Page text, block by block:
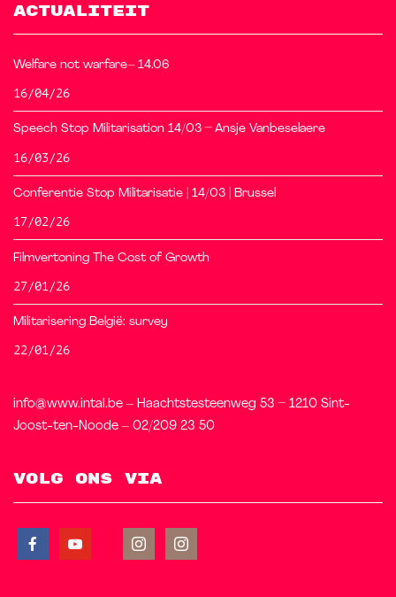
ACTUALITEIT
Welfare not warfare– 14.06
16/04/26
Speech Stop Militarisation 14/03 – Ansje Vanbeselaere
16/03/26
Conferentie Stop Militarisatie | 14/03 | Brussel
17/02/26
Filmvertoning The Cost of Growth
27/01/26
Militarisering België: survey
22/01/26
info@www.intal.be – Haachtstesteenweg 53 – 1210 Sint-
Joost-ten-Noode – 02/209 23 50
Volg ons via